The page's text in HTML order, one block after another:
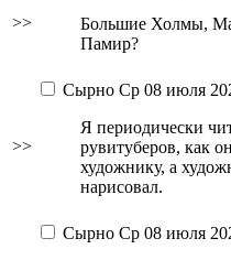
>>
Большие Холмы,
Памир?
>>
Сырно Ср 08 июля
Я периодически
рувитуберов, как
художнику, а
нарисовал.
Сырно Ср 08 июля